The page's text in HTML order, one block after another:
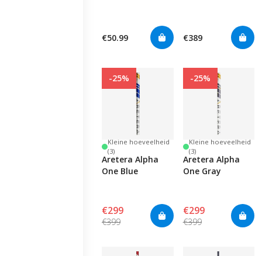
€50.99 €389
-25%
Kleine hoeveelheid
(3)
Aretera Alpha
One Blue
€299
€399
-25%
Kleine hoeveelheid
(3)
Aretera Alpha
One Gray
€299
€399